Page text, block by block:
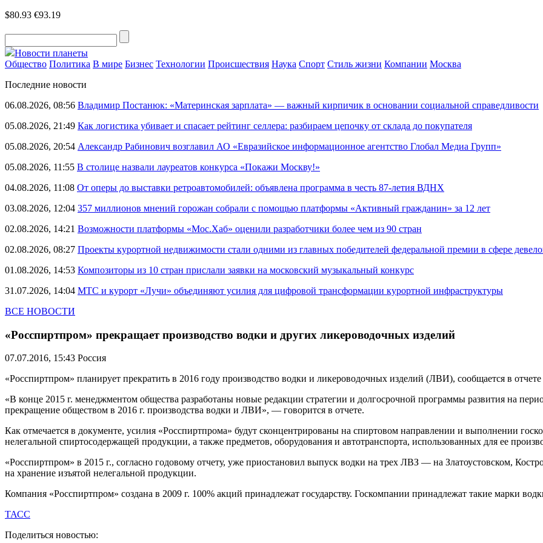
$80.93 €93.19
Новости планеты
Общество Политика В мире Бизнес Технологии Происшествия Наука Спорт Стиль жизни Компании Москва
Последние новости
06.08.2026, 08:56 Владимир Постанюк: «Материнская зарплата» — важный кирпичик в основании социальной справедливости
05.08.2026, 21:49 Как логистика убивает и спасает рейтинг селлера: разбираем цепочку от склада до покупателя
05.08.2026, 20:54 Александр Рабинович возглавил АО «Евразийское информационное агентство Глобал Медиа Групп»
05.08.2026, 11:55 В столице назвали лауреатов конкурса «Покажи Москву!»
04.08.2026, 11:08 От оперы до выставки ретроавтомобилей: объявлена программа в честь 87-летия ВДНХ
03.08.2026, 12:04 357 миллионов мнений горожан собрали с помощью платформы «Активный гражданин» за 12 лет
02.08.2026, 14:21 Возможности платформы «Мос.Хаб» оценили разработчики более чем из 90 стран
02.08.2026, 08:27 Проекты курортной недвижимости стали одними из главных победителей федеральной премии в сфере
01.08.2026, 14:53 Композиторы из 10 стран прислали заявки на московский музыкальный конкурс
31.07.2026, 14:04 МТС и курорт «Лучи» объединяют усилия для цифровой трансформации курортной инфраструктуры
ВСЕ НОВОСТИ
«Росспиртпром» прекращает производство водки и других ликероводочных изделий
07.07.2016, 15:43 Россия
«Росспиртпром» планирует прекратить в 2016 году производство водки и ликероводочных изделий (ЛВИ), сообщается в
«В конце 2015 г. менеджментом общества разработаны новые редакции стратегии и долгосрочной программы развития на
прекращение обществом в 2016 г. производства водки и ЛВИ», — говорится в отчете.
Как отмечается в документе, усилия «Росспиртпрома» будут сконцентрированы на спиртовом направлении и выполнении
нелегальной спиртосодержащей продукции, а также предметов, оборудования и автотранспорта, использованных для ее
«Росспиртпром» в 2015 г., согласно годовому отчету, уже приостановил выпуск водки на трех ЛВЗ — на Златоустовском,
на хранение изъятой нелегальной продукции.
Компания «Росспиртпром» создана в 2009 г. 100% акций принадлежат государству. Госкомпании принадлежат такие марки
ТАСС
Поделиться новостью: